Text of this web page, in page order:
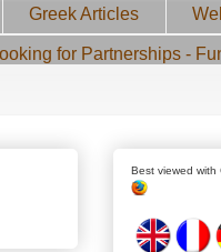
Greek Articles
for Partnerships -
Best viewed with